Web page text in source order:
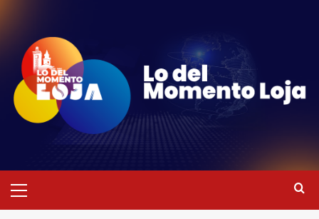
contenido
primario